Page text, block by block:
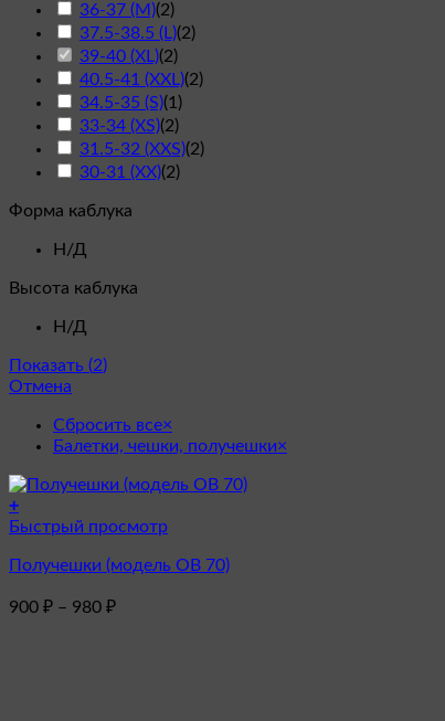
36-37 (M)(2)
37.5-38.5 (L)(2)
39-40 (XL)(2)
40.5-41 (XXL)(2)
34.5-35 (S)(1 )
33-34 (XS)(2)
31.5-32 (XXS)(2)
30-31 (XX)(2)
Форма каблука
Н/Д
Высота каблука
Н/Д
Показать (2)
Отмена
Сбросить все×
Балетки, чешки, получешки×
+
Этот
имеет
вариаций.
Быстрый просмотр
Получешки (модель OB 70)
900 ₽ – 980 ₽Диапазон